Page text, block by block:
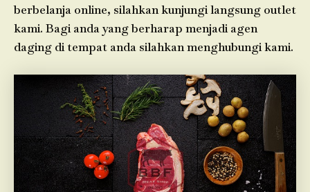
berbelanja online, silahkan kunjungi langsung outlet
kami. Bagi anda yang berharap menjadi agen
daging di tempat anda silahkan menghubungi kami.